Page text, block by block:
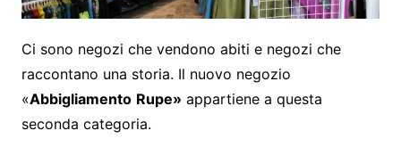
Ci sono negozi che vendono abiti e negozi che
raccontano una storia. Il nuovo negozio
«Abbigliamento Rupe» appartiene a questa
seconda categoria.